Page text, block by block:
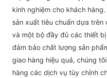
kinh nghiệm cho khách
sản xuất tiêu chuẩn dựa
và một bộ đầy đủ các thiết
đảm bảo chất lượng sản
giao hàng hiệu quả, chúng
hàng các dịch vụ tùy chỉnh